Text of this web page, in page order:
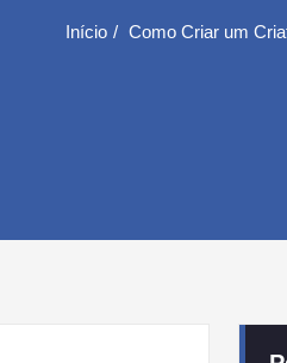
Início Como Criar um